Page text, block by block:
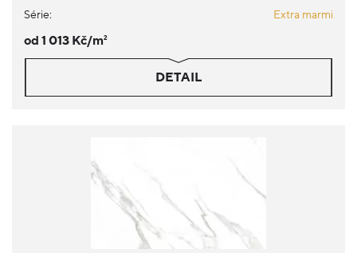
Série: Extra marmi
od 1 013 Kč/m2
DETAIL